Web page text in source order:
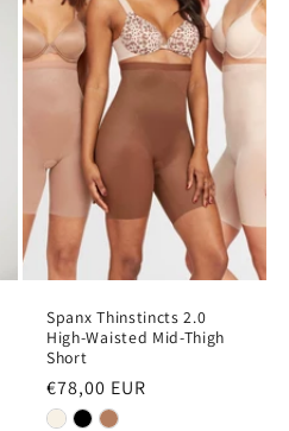
Spanx Thinstincts 2.0
High-Waisted Mid-Thigh
Short
Normale
prijs
€78,00 EUR